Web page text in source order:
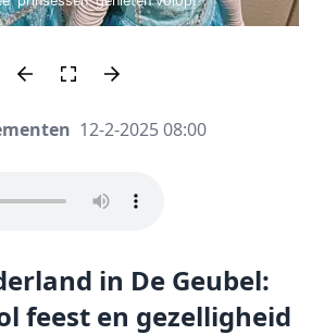
12-2-2025 08:00
in De Geubel:
feest en gezelligheid